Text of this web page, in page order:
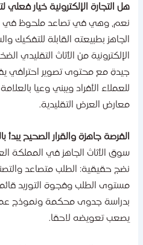
التجارة الإلكترونية خيار فعلي
وهي في تصاعد ملحوظ في
بطبيعته القابلة للتفكيك
من الأثاث التقليدي
مع محتوى تصوير احترافي يفتح
الأفراد ويبني وعيا بالعلامة
العرض التقليدية.
جاهزة والقرار الصحيح يبدأ
الأثاث الجاهز في المملكة
حقيقية: الطلب متصاعد والتصنيع
الطلب وفجوة التوريد قائمة.
جدوى محكمة ونموذج عمل
تعويضه لاحقا.